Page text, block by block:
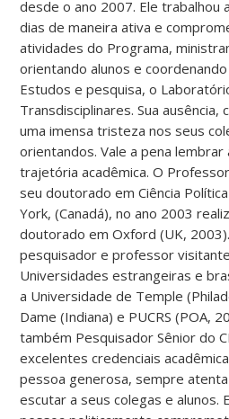
desde o ano 2007. Ele trabalhou
dias de maneira ativa e
atividades do Programa,
orientando alunos e
Estudos e pesquisa, o
Transdisciplinares. Sua
uma imensa tristeza nos seus
orientandos. Vale a pena lembrar
trajetória acadêmica. O
seu doutorado em Ciência
York, (Canadá), no ano 2003
doutorado em Oxford (UK,
pesquisador e professor
Universidades estrangeiras e
a Universidade de Temple
Dame (Indiana) e PUCRS (POA,
também Pesquisador Sênior do
excelentes credenciais
pessoa generosa, sempre
escutar a seus colegas e alunos.